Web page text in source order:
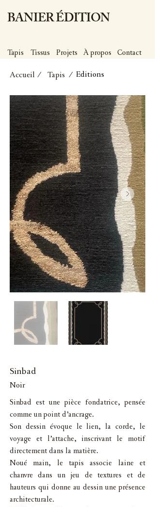
Tapis Tissus Projets Contact
À propos
BANIER ÉDITION
Accueil / Tapis / Editions
Sinbad
Noir
Sinbad est une pièce fondatrice, pensée
comme un point d’ancrage.
Son dessin évoque le lien, la corde, le
voyage et l’attache, inscrivant le motif
directement dans la matière.
Noué main, le tapis associe laine et
chanvre dans un jeu de textures et de
hauteurs qui donne au dessin une présence
architecturale.